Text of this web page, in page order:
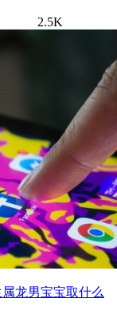
2.5K
龙男宝宝取什么